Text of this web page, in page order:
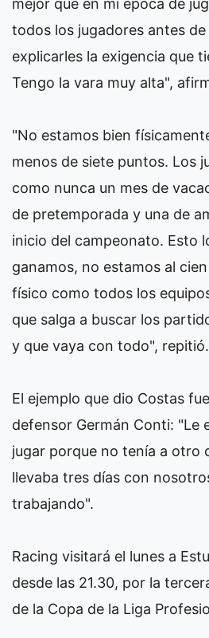
mejor que en mi época de
todos los jugadores antes
explicarles la exigencia que
Tengo la vara muy alta",
"No estamos bien
menos de siete puntos. Los
como nunca un mes de
de pretemporada y una de
inicio del campeonato. Esto
ganamos, no estamos al
físico como todos los
que salga a buscar los
y que vaya con todo", repitió.
El ejemplo que dio Costas
defensor Germán Conti: "Le
jugar porque no tenía a otro
llevaba tres días con
trabajando".
Racing visitará el lunes a
desde las 21.30, por la
de la Copa de la Liga